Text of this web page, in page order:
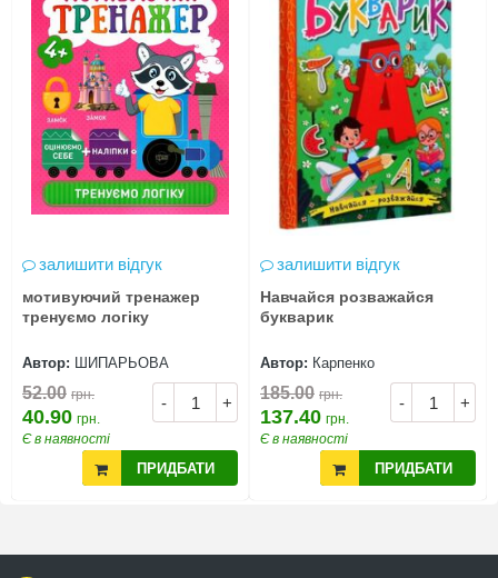
залишити відгук
мотивуючий тренажер
тренуємо логіку
Автор: ШИПАРЬОВА
- +
52.00 грн.
40.90 грн.
Є в наявності
ПРИДБАТИ
залишити відгук
Навчайся розважайся
букварик
Автор: Карпенко
- +
185.00 грн.
137.40 грн.
Є в наявності
ПРИДБАТИ